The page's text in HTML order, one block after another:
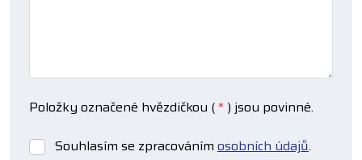
Položky označené hvězdičkou (* ) jsou povinné.
Souhlasím
Souhlasím se zpracováním osobních údajů.